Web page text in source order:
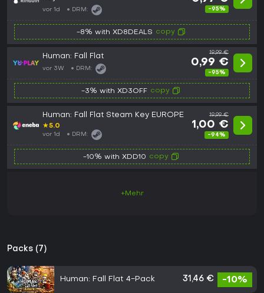
vor 1d DRM: -95%
-8% with XD8DEALS copy
Human: Fall Flat
vor 3W DRM:
19,99 €
0,99 €
-95%
-3% with XD3OFF copy
Human: Fall Flat Steam Key EUROPE
★5.0
vor 1d DRM:
19,99 €
1,00 €
-94%
-10% with XDD10 copy
+Mehr
Packs (7)
Human: Fall Flat 4-Pack 31,46 € -10%